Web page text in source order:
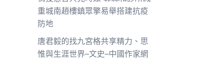
重城南趙樓鎮眾擎易舉搭建抗疫
防地
唐君毅的找九宮格共享精力、思
惟與生涯世界–文史–中國作家網